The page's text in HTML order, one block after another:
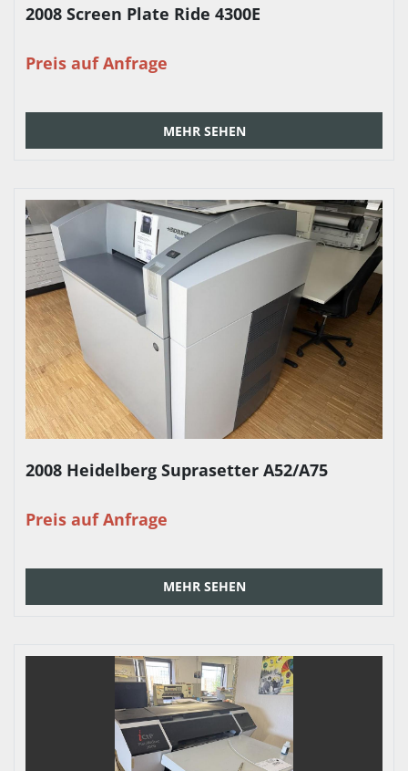
2008 Screen Plate Ride 4300E
Preis auf Anfrage
MEHR SEHEN
2008 Heidelberg Suprasetter A52/A75
Preis auf Anfrage
MEHR SEHEN